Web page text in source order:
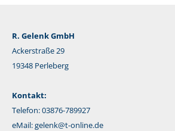
R. Gelenk GmbH
Ackerstraße 29
19348 Perleberg
Kontakt:
Telefon: 03876-789927
eMail:gelenk@t-online.de